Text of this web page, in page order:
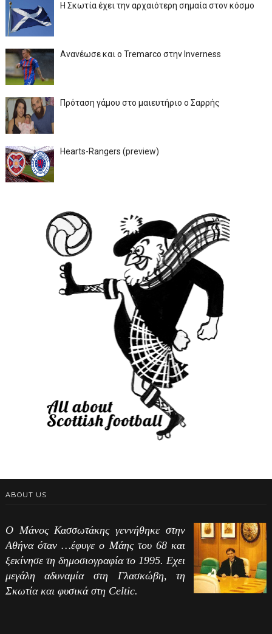
Η Σκωτία έχει την αρχαιότερη σημαία στον κόσμο
Ανανέωσε και ο Tremarco στην Inverness
Πρόταση γάμου στο μαιευτήριο ο Σαρρής
Hearts-Rangers (preview)
ABOUT US
Ο Μάνος Κασσωτάκης γεννήθηκε στην
Αθήνα όταν …έφυγε ο Μάης του 68 και
ξεκίνησε τη δημοσιογραφία το 1995. Εχει
μεγάλη αδυναμία στη Γλασκώβη, τη
Σκωτία και φυσικά στη Celtic.